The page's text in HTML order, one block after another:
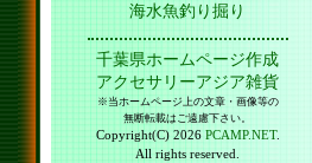
海水魚釣り掘り
千葉県ホームページ作成
アクセサリーアジア雑貨
※当ホームページ上の文章・画像等の
無断転載はご遠慮下さい。
Copyright(C) 2026 PCAMP.NET.
All rights reserved.